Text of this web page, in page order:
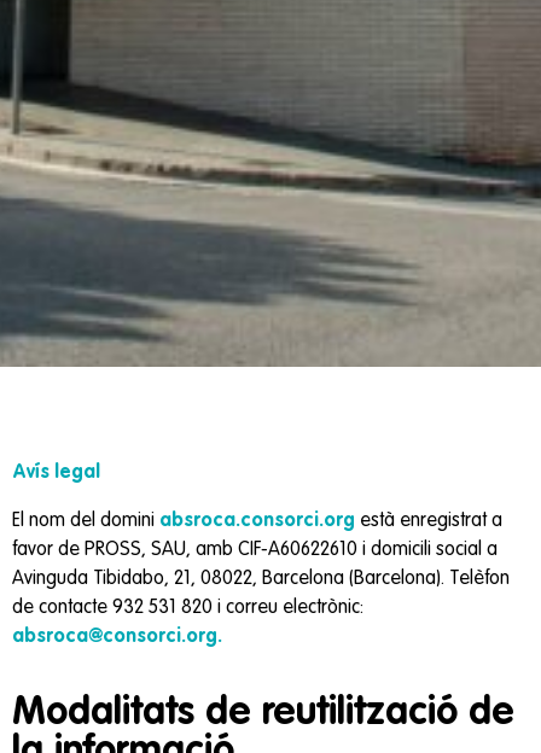
Avís legal
El nom del domini absroca.consorci.org està enregistrat a
favor de PROSS, SAU, amb CIF-A60622610 i domicili social a
Avinguda Tibidabo, 21, 08022, Barcelona (Barcelona). Telèfon
de contacte 932 531 820 i correu electrònic:
absroca@consorci.org.
Modalitats de reutilització de